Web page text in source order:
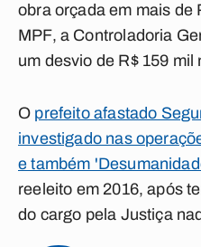
obra orçada em mais de
MPF, a Controladoria
um desvio de R$ 159 mil
O prefeito afastado
investigado nas
e também
reeleito em 2016, após
do cargo pela Justiça